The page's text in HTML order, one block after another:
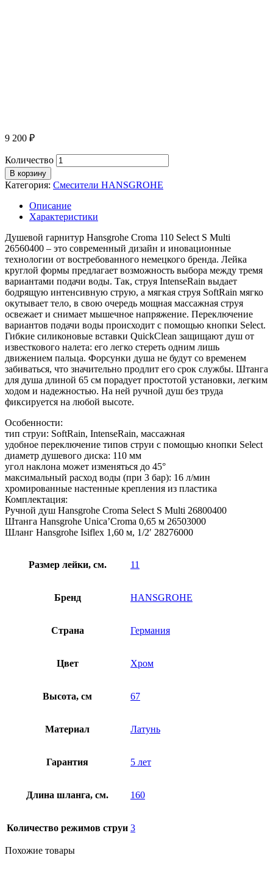
9 200 ₽
Количество
В корзину
Категория: Смесители HANSGROHE
Описание
Характеристики
Душевой гарнитур Hansgrohe Croma 110 Select S Multi
26560400 – это современный дизайн и иновационные
технологии от востребованного немецкого бренда. Лейка
круглой формы предлагает возможность выбора между тремя
вариантами подачи воды. Так, струя IntenseRain выдает
бодрящую интенсивную струю, а мягкая струя SoftRain мягко
окутывает тело, в свою очередь мощная массажная струя
освежает и снимает мышечное напряжение. Переключение
вариантов подачи воды происходит с помощью кнопки Select.
Гибкие силиконовые вставки QuickClean защищают душ от
известкового налета: его легко стереть одним лишь
движением пальца. Форсунки душа не будут со временем
забиваться, что значительно продлит его срок службы. Штанга
для душа длиной 65 см порадует простотой установки, легким
ходом и надежностью. На ней ручной душ без труда
фиксируется на любой высоте.
Особенности:
тип струи: SoftRain, IntenseRain, массажная
удобное переключение типов струи с помощью кнопки Select
диаметр душевого диска: 110 мм
угол наклона может изменяться до 45°
максимальный расход воды (при 3 бар): 16 л/мин
хромированные настенные крепления из пластика
Комплектация:
Ручной душ Hansgrohe Croma Select S Multi 26800400
Штанга Hansgrohe Unica’Croma 0,65 м 26503000
Шланг Hansgrohe Isiflex 1,60 м, 1/2′ 28276000
Размер лейки, см. 11
Бренд HANSGROHE
Страна Германия
Цвет Хром
Высота, см 67
Материал Латунь
Гарантия 5 лет
Длина шланга, см. 160
Количество режимов струи 3
Похожие товары